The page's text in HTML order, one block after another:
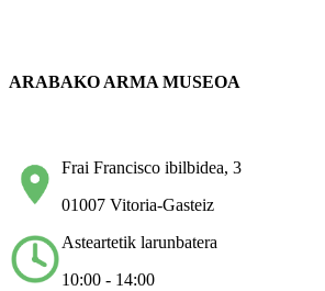
ARABAKO ARMA MUSEOA
Frai Francisco ibilbidea, 3
01007 Vitoria-Gasteiz
Asteartetik larunbatera
10:00 - 14:00